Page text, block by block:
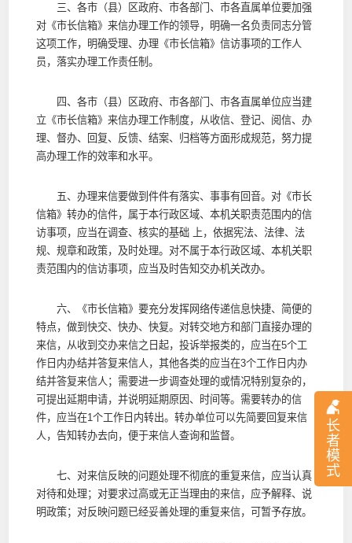
长
者
模
式
三、各市（县）区政府、市各部门、市各直属单位要加强
对《市长信箱》来信办理工作的领导，明确一名负责同志分管
这项工作，明确受理、办理《市长信箱》信访事项的工作人
员，落实办理工作责任制。
四、各市（县）区政府、市各部门、市各直属单位应当建
立《市长信箱》来信办理工作制度，从收信、登记、阅信、办
理、督办、回复、反馈、结案、归档等方面形成规范，努力提
高办理工作的效率和水平。
五、办理来信要做到件件有落实、事事有回音。对《市长
信箱》转办的信件，属于本行政区域、本机关职责范围内的信
访事项，应当在调查、核实的基础 上，依据宪法、法律、法
规、规章和政策，及时处理。对不属于本行政区域、本机关职
责范围内的信访事项，应当及时告知交办机关改办。
六、《市长信箱》要充分发挥网络传递信息快捷、简便的
特点，做到快交、快办、快复。对转交地方和部门直接办理的
来信，从收到交办来信之日起，投诉举报类的，应当在5个工
作日内办结并答复来信人，其他各类的应当在3个工作日内办
结并答复来信人；需要进一步调查处理的或情况特别复杂的，
可提出延期申请，并说明延期原因、时间等。需要转办的信
件，应当在1个工作日内转出。转办单位可以先简要回复来信
人，告知转办去向，便于来信人查询和监督。
七、对来信反映的问题处理不彻底的重复来信，应当认真
对待和处理；对要求过高或无正当理由的来信，应予解释、说
明政策；对反映问题已经妥善处理的重复来信，可暂予存放。